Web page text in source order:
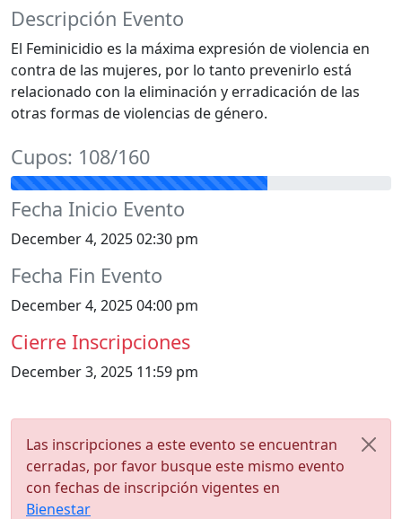
Descripción Evento
El Feminicidio es la máxima expresión de violencia en
contra de las mujeres, por lo tanto prevenirlo está
relacionado con la eliminación y erradicación de las
otras formas de violencias de género.
Cupos: 108/160
Fecha Inicio Evento
December 4, 2025 02:30 pm
Fecha Fin Evento
December 4, 2025 04:00 pm
Cierre Inscripciones
December 3, 2025 11:59 pm
Las inscripciones a este evento se encuentran
cerradas, por favor busque este mismo evento
con fechas de inscripción vigentes en
Bienestar